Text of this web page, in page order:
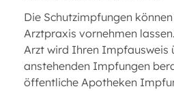
Die Schutzimpfungen
Arztpraxis vornehmen
Arzt wird Ihren Impfausweis
anstehenden Impfungen
öffentliche Apotheken